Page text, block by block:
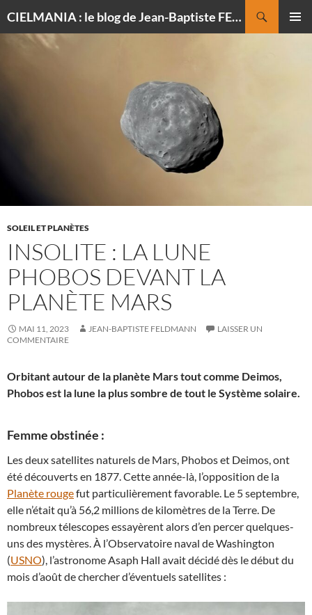
CIELMANIA : le blog de Jean-Baptiste FELDMANN, photographe du ciel
SOLEIL ET PLANÈTES
INSOLITE : LA LUNE
PHOBOS DEVANT LA
PLANÈTE MARS
MAI 11, 2023 JEAN-BAPTISTE FELDMANN
LAISSER UN
COMMENTAIRE
Orbitant autour de la planète Mars tout comme Deimos,
Phobos est la lune la plus sombre de tout le Système solaire.
Femme obstinée :
Les deux satellites naturels de Mars, Phobos et Deimos, ont
été découverts en 1877. Cette année-là, l’opposition de la
Planète rougefut particulièrement favorable. Le 5 septembre,
elle n’était qu’à 56,2 millions de kilomètres de la Terre. De
nombreux télescopes essayèrent alors d’en percer quelques-
uns des mystères. À l’Observatoire naval de Washington
(USNO), l’astronome Asaph Hall avait décidé dès le début du
mois d’août de chercher d’éventuels satellites :